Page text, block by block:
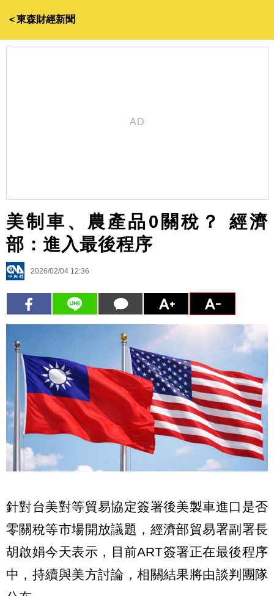
＜東森財經新聞
美制車、農產品0關稅？ 經濟
部：進入最後程序
2026/02/04 12:36
針對台美對等貿易協定簽署後美製車進口是否
零關稅等市場開放議題，經濟部貿易署副署長
胡啟娟今天表示，目前ART簽署正在最後程序
中，持續與美方討論，相關結果將由談判團隊